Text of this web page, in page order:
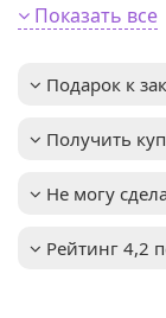
Преимущества
Размер цветка:
Высота
растения
Показать все
Подарок к
Получить
Не могу
Рейтинг 4,2